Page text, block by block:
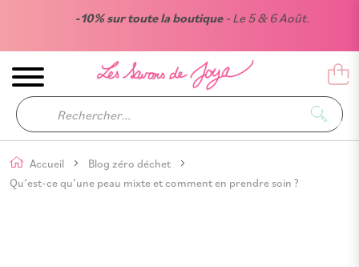
-10% sur toute la boutique- Le 5 & 6 Août.
Accueil
Blog zéro déchet
Qu’est-ce qu’une peau mixte et comment en prendre soin ?